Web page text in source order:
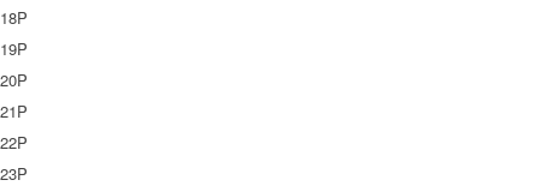
18P
19P
20P
21P
22P
23P